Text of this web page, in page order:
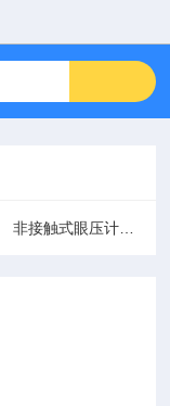
非接触式眼压计